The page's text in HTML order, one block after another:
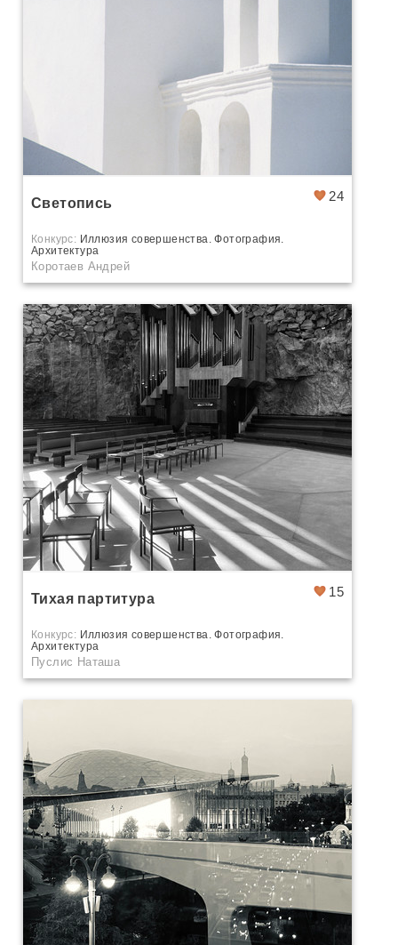
24
Светопись
Конкурс: Иллюзия совершенства. Фотография.
Архитектура
Коротаев Андрей
15
Тихая партитура
Конкурс: Иллюзия совершенства. Фотография.
Архитектура
Пуслис Наташа